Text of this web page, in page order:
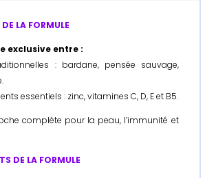
LA FORMULE
exclusive entre :
: bardane, pensée sauvage,
essentiels : zinc, vitamines C, D, E et B5.
complète pour la peau, l’immunité et
DE LA FORMULE